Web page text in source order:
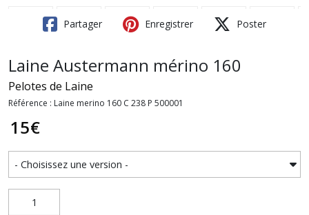
Partager Enregistrer Poster
Laine Austermann mérino 160
Pelotes de Laine
Référence : Laine merino 160 C 238 P 500001
15€